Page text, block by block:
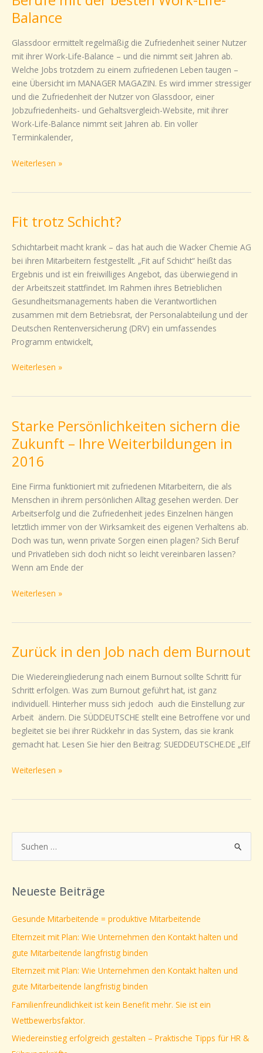
Balance
Glassdoor ermittelt regelmäßig die Zufriedenheit seiner Nutzer
mit ihrer Work-Life-Balance – und die nimmt seit Jahren ab.
Welche Jobs trotzdem zu einem zufriedenen Leben taugen –
eine Übersicht im MANAGER MAGAZIN. Es wird immer stressiger
und die Zufriedenheit der Nutzer von Glassdoor, einer
Jobzufriedenheits- und Gehaltsvergleich-Website, mit ihrer
Work-Life-Balance nimmt seit Jahren ab. Ein voller
Terminkalender,
mit
der
besten
Work-
Life-
Balance
Weiterlesen »
Fit trotz Schicht?
Schichtarbeit macht krank – das hat auch die Wacker Chemie AG
bei ihren Mitarbeitern festgestellt. „Fit auf Schicht“ heißt das
Ergebnis und ist ein freiwilliges Angebot, das überwiegend in
der Arbeitszeit stattfindet. Im Rahmen ihres Betrieblichen
Gesundheitsmanagements haben die Verantwortlichen
zusammen mit dem Betriebsrat, der Personalabteilung und der
Deutschen Rentenversicherung (DRV) ein umfassendes
Programm entwickelt,
Fit
Schicht?
Weiterlesen »
Starke Persönlichkeiten sichern die
Zukunft – Ihre Weiterbildungen in
2016
Eine Firma funktioniert mit zufriedenen Mitarbeitern, die als
Menschen in ihrem persönlichen Alltag gesehen werden. Der
Arbeitserfolg und die Zufriedenheit jedes Einzelnen hängen
letztlich immer von der Wirksamkeit des eigenen Verhaltens ab.
Doch was tun, wenn private Sorgen einen plagen? Sich Beruf
und Privatleben sich doch nicht so leicht vereinbaren lassen?
Wenn am Ende der
Starke
Persönlichkeiten
sichern
die
–
Ihre
Weiterbildungen
in
2016
Weiterlesen »
Zurück in den Job nach dem Burnout
Die Wiedereingliederung nach einem Burnout sollte Schritt für
Schritt erfolgen. Was zum Burnout geführt hat, ist ganz
individuell. Hinterher muss sich jedoch auch die Einstellung zur
Arbeit ändern. Die SÜDDEUTSCHE stellt eine Betroffene vor und
begleitet sie bei ihrer Rückkehr in das System, das sie krank
gemacht hat. Lesen Sie hier den Beitrag: SUEDDEUTSCHE.DE „Elf
Zurück
den
Job
nach
dem
Burnout
Weiterlesen »
u
h
n
a
c
h
:
Neueste Beiträge
Gesunde Mitarbeitende = produktive Mitarbeitende
Elternzeit mit Plan: Wie Unternehmen den Kontakt halten und
gute Mitarbeitende langfristig binden
Elternzeit mit Plan: Wie Unternehmen den Kontakt halten und
gute Mitarbeitende langfristig binden
Familienfreundlichkeit ist kein Benefit mehr. Sie ist ein
Wettbewerbsfaktor.
Wiedereinstieg erfolgreich gestalten – Praktische Tipps für HR &